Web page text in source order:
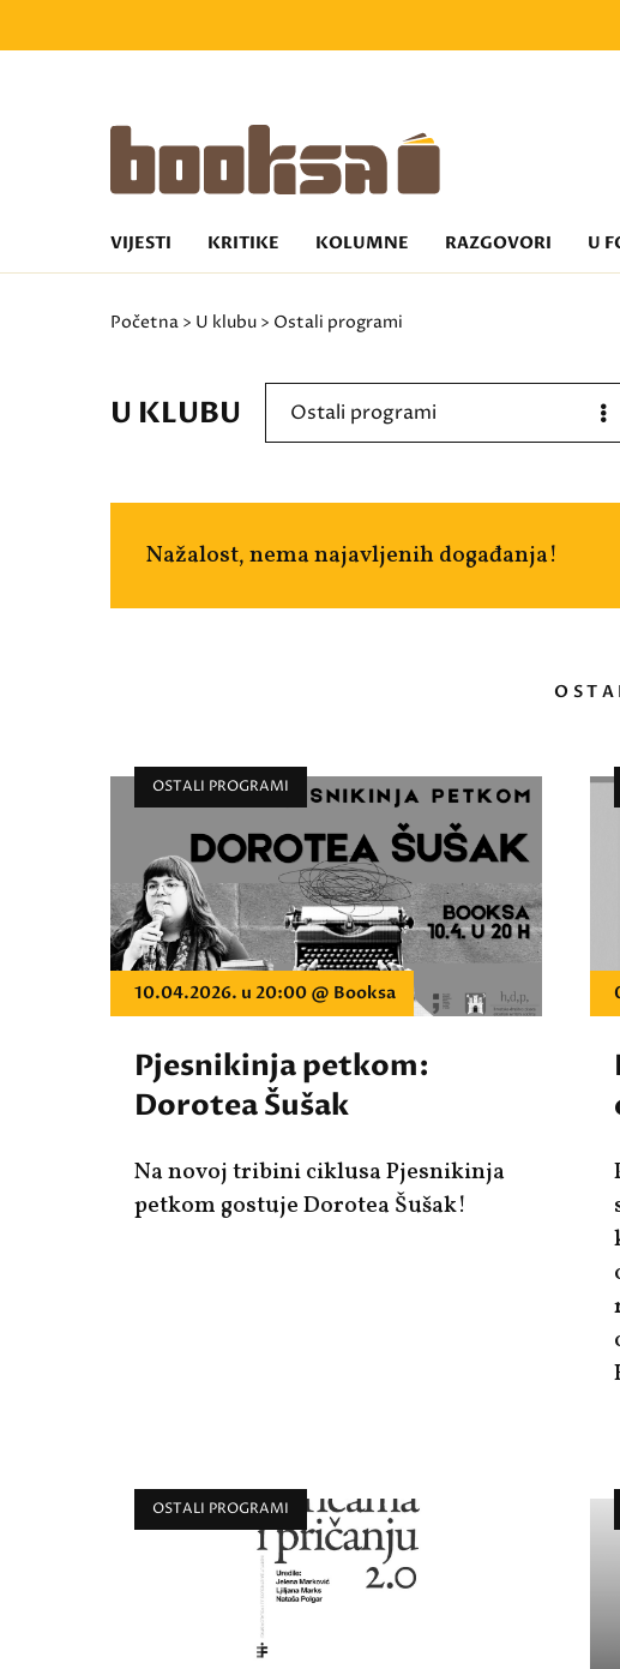
VIJESTI KRITIKE KOLUMNE RAZGOVORI U
Početna > U klubu > Ostali programi
U KLUBU Ostali programi
Nažalost, nema najavljenih događanja!
OSTALI PROGRAMI
10.04.2026. u 20:00 @ Booksa
Pjesnikinja petkom:
Dorotea Šušak
Na novoj tribini ciklusa Pjesnikinja
petkom gostuje Dorotea Šušak!
OSTALI PROGRAMI